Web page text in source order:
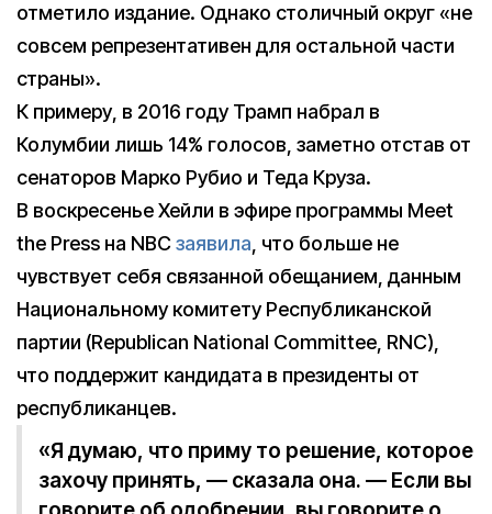
отметило издание. Однако столичный округ «не
совсем репрезентативен для остальной части
страны».
К примеру, в 2016 году Трамп набрал в
Колумбии лишь 14% голосов, заметно отстав от
сенаторов Марко Рубио и Теда Круза.
В воскресенье Хейли в эфире программы Meet
the Press на NBC заявила, что больше не
чувствует себя связанной обещанием, данным
Национальному комитету Республиканской
партии (Republican National Committee, RNC),
что поддержит кандидата в президенты от
республиканцев.
«Я думаю, что приму то решение, которое
захочу принять, — сказала она. — Если вы